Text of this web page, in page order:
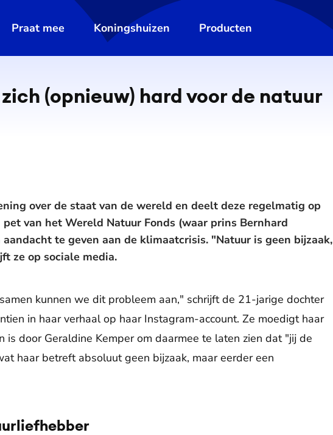
Praat mee Koningshuizen Producten
(opnieuw) hard voor de natuur
over de staat van de wereld en deelt deze regelmatig op
van het Wereld Natuur Fonds (waar prins Bernhard
te geven aan de klimaatcrisis. "Natuur is geen bijzaak,
ze op sociale media.
kunnen we dit probleem aan," schrijft de 21-jarige dochter
in haar verhaal op haar Instagram-account. Ze moedigt haar
door Geraldine Kemper om daarmee te laten zien dat "jij de
haar betreft absoluut geen bijzaak, maar eerder een